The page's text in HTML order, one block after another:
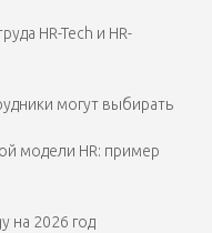
HR-Tech и HR-
могут выбирать
модели HR: пример
на 2026 год